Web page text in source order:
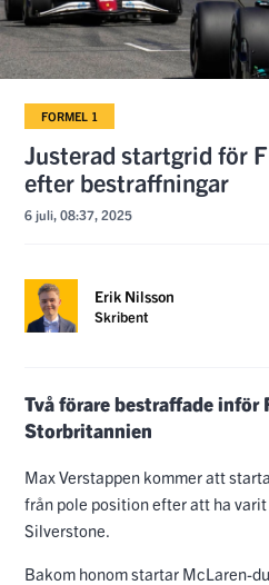
FORMEL 1
Justerad startgrid för
efter bestraffningar
6 juli, 08:37, 2025
Erik Nilsson
Skribent
Två förare bestraffade inför
Storbritannien
Max Verstappen kommer att
från pole position efter att ha
Silverstone.
Bakom honom startar McLaren-